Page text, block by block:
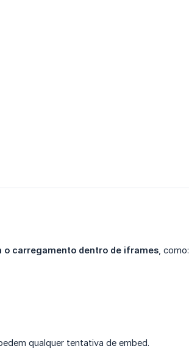
o carregamento dentro de iframes , como:
qualquer tentativa de embed.